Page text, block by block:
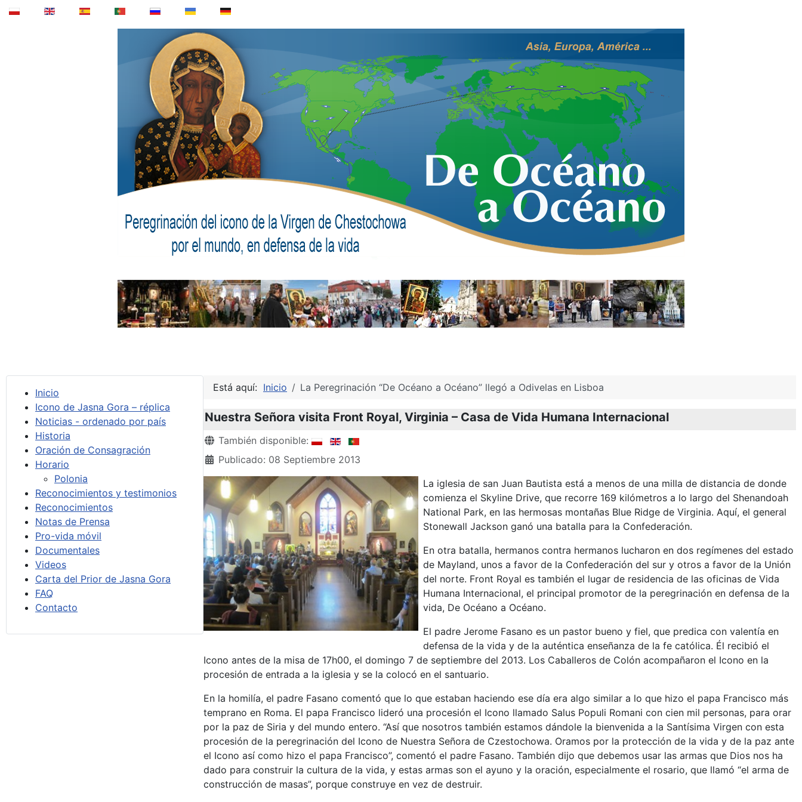
Inicio
Icono de Jasna Gora – réplica
Noticias - ordenado por país
Historia
Oración de Consagración
Horario
Polonia
Reconocimientos y testimonios
Reconocimientos
Notas de Prensa
Pro-vida móvil
Documentales
Videos
Carta del Prior de Jasna Gora
FAQ
Contacto
Está aquí: Inicio La Peregrinación “De Océano a Océano” llegó a Odivelas en Lisboa
Nuestra Señora visita Front Royal, Virginia – Casa de Vida Humana Internacional
Detalles
También disponible:
Publicado: 08 Septiembre 2013
La iglesia de san Juan Bautista está a menos de una milla de distancia de donde
comienza el Skyline Drive, que recorre 169 kilómetros a lo largo del Shenandoah
National Park, en las hermosas montañas Blue Ridge de Virginia. Aquí, el general
Stonewall Jackson ganó una batalla para la Confederación.
En otra batalla, hermanos contra hermanos lucharon en dos regímenes del estado
de Mayland, unos a favor de la Confederación del sur y otros a favor de la Unión
del norte. Front Royal es también el lugar de residencia de las oficinas de Vida
Humana Internacional, el principal promotor de la peregrinación en defensa de la
vida, De Océano a Océano.
El padre Jerome Fasano es un pastor bueno y fiel, que predica con valentía en
defensa de la vida y de la auténtica enseñanza de la fe católica. Él recibió el
Icono antes de la misa de 17h00, el domingo 7 de septiembre del 2013. Los Caballeros de Colón acompañaron el Icono en la
procesión de entrada a la iglesia y se la colocó en el santuario.
En la homilía, el padre Fasano comentó que lo que estaban haciendo ese día era algo similar a lo que hizo el papa Francisco más
temprano en Roma. El papa Francisco lideró una procesión el Icono llamado Salus Populi Romani con cien mil personas, para orar
por la paz de Siria y del mundo entero. “Así que nosotros también estamos dándole la bienvenida a la Santísima Virgen con esta
procesión de la peregrinación del Icono de Nuestra Señora de Czestochowa. Oramos por la protección de la vida y de la paz ante
el Icono así como hizo el papa Francisco”, comentó el padre Fasano. También dijo que debemos usar las armas que Dios nos ha
dado para construir la cultura de la vida, y estas armas son el ayuno y la oración, especialmente el rosario, que llamó “el arma de
construcción de masas”, porque construye en vez de destruir.